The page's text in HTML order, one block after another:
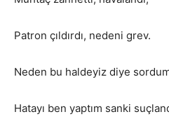
Patron çıldırdı, nedeni grev.
Neden bu haldeyiz diye
Hatayı ben yaptım sanki